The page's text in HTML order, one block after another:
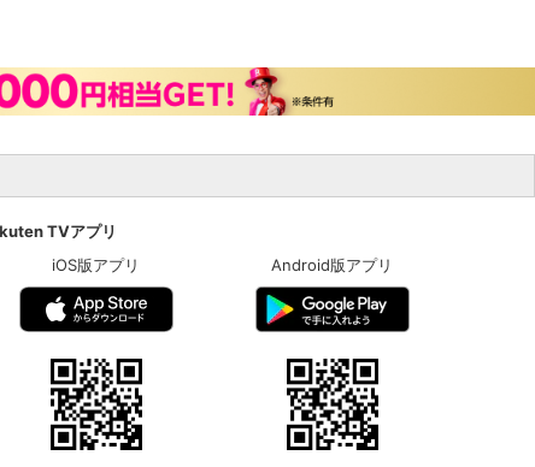
TVアプリ
iOS版アプリ
Android版アプリ